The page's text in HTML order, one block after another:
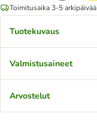
Toimitusaika 3-5 arkipäivää
Tuotekuvaus
Valmistusaineet
Arvostelut